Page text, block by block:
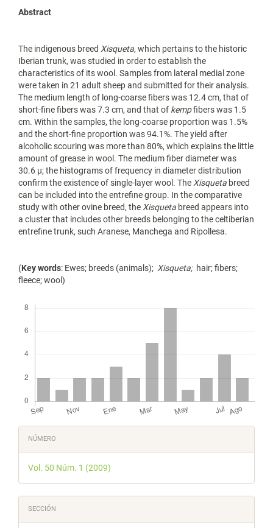
Abstract
The indigenous breed Xisqueta, which pertains to the historic
Iberian trunk, was studied in order to establish the
characteristics of its wool. Samples from lateral medial zone
were taken in 21 adult sheep and submitted for their analysis.
The medium length of long-coarse fibers was 12.4 cm, that of
short-fine fibers was 7.3 cm, and that of kempfibers was 1.5
cm. Within the samples, the long-coarse proportion was 1.5%
and the short-fine proportion was 94.1%. The yield after
alcoholic scouring was more than 80%, which explains the little
amount of grease in wool. The medium fiber diameter was
30.6 µ; the histograms of frequency in diameter distribution
confirm the existence of single-layer wool. The Xisqueta breed
can be included into the entrefine group. In the comparative
study with other ovine breed, the Xisqueta breed appears into
a cluster that includes other breeds belonging to the celtiberian
entrefine trunk, such Aranese, Manchega and Ripollesa.
(Key words: Ewes; breeds (animals); Xisqueta;hair; fibers;
fleece; wool)
Detalles
del
artículo
NÚMERO
Vol. 50 Núm. 1 (2009)
SECCIÓN